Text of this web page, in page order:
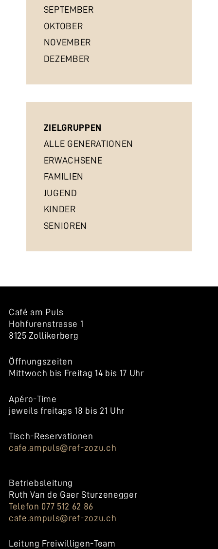
SEPTEMBER
OKTOBER
NOVEMBER
DEZEMBER
ZIELGRUPPEN
ALLE GENERATIONEN
ERWACHSENE
FAMILIEN
JUGEND
KINDER
SENIOREN
Café am Puls
Hohfurenstrasse 1
8125 Zollikerberg
Öffnungszeiten
Mittwoch bis Freitag 14 bis 17 Uhr
Apéro-Time
jeweils freitags 18 bis 21 Uhr
Tisch-Reservationen
cafe.ampuls@ref-zozu.ch
Betriebsleitung
Ruth Van de Gaer Sturzenegger
Telefon 077 512 62 86
cafe.ampuls@ref-zozu.ch
Leitung Freiwilligen-Team